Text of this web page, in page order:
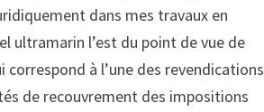
dans mes travaux en
ultramarin l’est du point de vue de
à l’une des revendications
de recouvrement des impositions